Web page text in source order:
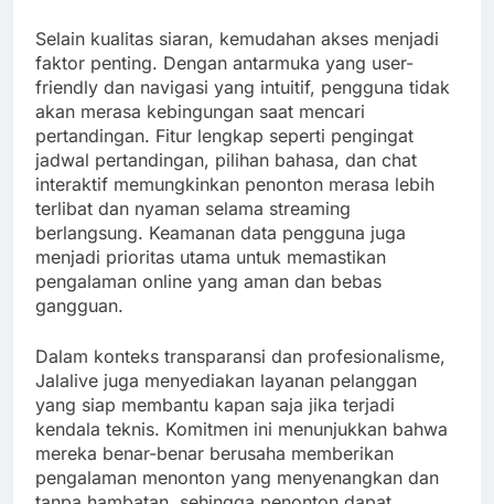
Selain kualitas siaran, kemudahan akses menjadi
faktor penting. Dengan antarmuka yang user-
friendly dan navigasi yang intuitif, pengguna tidak
akan merasa kebingungan saat mencari
pertandingan. Fitur lengkap seperti pengingat
jadwal pertandingan, pilihan bahasa, dan chat
interaktif memungkinkan penonton merasa lebih
terlibat dan nyaman selama streaming
berlangsung. Keamanan data pengguna juga
menjadi prioritas utama untuk memastikan
pengalaman online yang aman dan bebas
gangguan.
Dalam konteks transparansi dan profesionalisme,
Jalalive juga menyediakan layanan pelanggan
yang siap membantu kapan saja jika terjadi
kendala teknis. Komitmen ini menunjukkan bahwa
mereka benar-benar berusaha memberikan
pengalaman menonton yang menyenangkan dan